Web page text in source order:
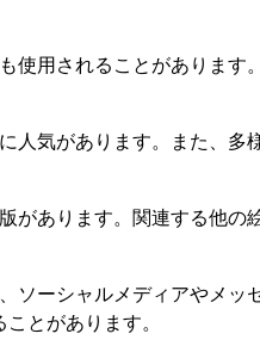
使用されることがあります
人気があります。また、多
があります。関連する他の
ソーシャルメディアやメッ
とがあります。